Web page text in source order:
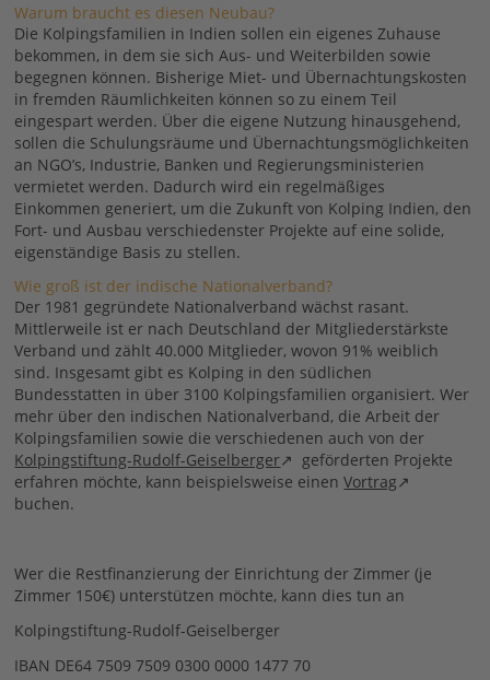
Warum braucht es diesen Neubau?
Die Kolpingsfamilien in Indien sollen ein eigenes Zuhause
bekommen, in dem sie sich Aus- und Weiterbilden sowie
begegnen können. Bisherige Miet- und Übernachtungskosten
in fremden Räumlichkeiten können so zu einem Teil
eingespart werden. Über die eigene Nutzung hinausgehend,
sollen die Schulungsräume und Übernachtungsmöglichkeiten
an NGO’s, Industrie, Banken und Regierungsministerien
vermietet werden. Dadurch wird ein regelmäßiges
Einkommen generiert, um die Zukunft von Kolping Indien, den
Fort- und Ausbau verschiedenster Projekte auf eine solide,
eigenständige Basis zu stellen.
Wie groß ist der indische Nationalverband?
Der 1981 gegründete Nationalverband wächst rasant.
Mittlerweile ist er nach Deutschland der Mitgliederstärkste
Verband und zählt 40.000 Mitglieder, wovon 91% weiblich
sind. Insgesamt gibt es Kolping in den südlichen
Bundesstatten in über 3100 Kolpingsfamilien organisiert. Wer
mehr über den indischen Nationalverband, die Arbeit der
Kolpingsfamilien sowie die verschiedenen auch von der
Kolpingstiftung-Rudolf-Geiselberger
geförderten Projekte
erfahren möchte, kann beispielsweise einenVortrag
buchen.
Wer die Restfinanzierung der Einrichtung der Zimmer (je
Zimmer 150€) unterstützen möchte, kann dies tun an
Kolpingstiftung-Rudolf-Geiselberger
IBAN DE64 7509 7509 0300 0000 1477 70